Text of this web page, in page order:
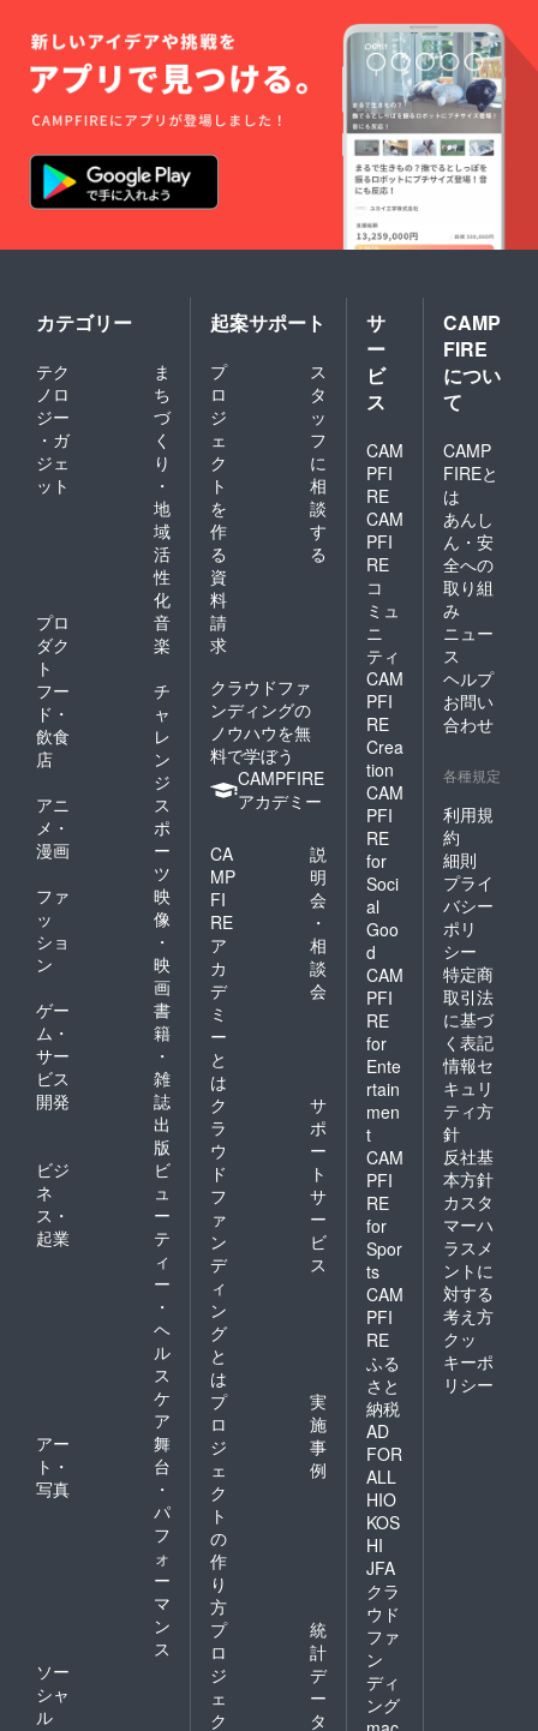
・デニ
ムパン
ツは、
ご覧い
ただい
ている
デザイ
ン、ま
たは近
似のデ
になり
デニム
パンツ
は、㈱
アダス
トリア
のブラ
ンド品
りませ
ん。
がある
ので ス
カーフ
を出し
てアレ
ンジも
でき
ちゃい
ます！
イン
2 “袖
口が汚
れやす
く白
シャツ
が着ら
丈を7分
丈に
カット
してカ
フスを
取り付
けまし
た。カ
フス裏
は、ス
カーフ
と同じ
プリン
ト生地
にし、
折り返
チラっ
るお
しゃれ
を楽し
め、汚
れも気
になら
なくな
ります
よ。 そ
して、
スナッ
プボタ
ンは、
脱ぎ着
しやす
くなる
優れも
ので
す！ リ
デザイ
ンポイ
ント・
3 “生
地のシ
ワ、重
なりで
肌が荒
れる！”
椅子に
座って
や厚み”
とな
り、肌
の痛み
や腫れ
の原因
になっ
てしま
うんで
こで、
後ろ身
頃の“ゆ
ウェス
ト部分
で大幅
カッ
ト。さ
らに後
の内側
の布も
取り、
圧迫感
を軽減
しまし
た。 リ
デザイ
ンポイ
ント
その2
“気にな
る足元
への視
線を活
かす ”
ユー
は、
フット
サポー
トに足
を置く
ため、
目につ
きやす
い位置
に足元
があり
ます。
それを
活かし
たリデ
ザイン
です。
裾の裏
側にあ
しらっ
たレー
スは
メンズ
ライク
なチノ
パンを
ソフト
な優し
い雰囲
気に。
カテゴリー
テク
ノロ
ジー
・ガ
ジェ
ット
ま
ち
づ
く
り
・
地
域
活
性
化
プロ
ダク
ト
音
楽
フー
ド・
飲食
店
チ
ャ
レ
ン
ジ
アニ
メ・
漫画
ス
ポ
ー
ツ
ファ
ッ
ショ
ン
映
像
・
映
画
ゲー
ム・
サー
ビス
開発
書
籍
・
雑
誌
出
版
ビジ
ネ
ス・
起業
ビ
ュ
ー
テ
ィ
ー
・
ヘ
ル
ス
ケ
ア
アー
ト・
写真
舞
台
・
パ
フ
ォ
ー
マ
ン
ス
ソー
シャ
ル
起案サポート
プ
ロ
ジ
ェ
ク
ト
を
作
る
ス
タ
ッ
フ
に
相
談
す
る
資
料
請
求
クラウドファ
ンディングの
ノウハウを無
料で学ぼう
CAMPFIRE
アカデミー
CA
MP
FI
RE
ア
カ
デ
ミ
ー
と
は
説
明
会
・
相
談
会
ク
ラ
ウ
ド
フ
ァ
ン
デ
ィ
ン
グ
と
は
サ
ポ
ー
ト
サ
ー
ビ
ス
プ
ロ
ジ
ェ
ク
ト
の
作
り
方
実
施
事
例
プ
ロ
ジ
ェ
ク
統
計
デ
ー
タ
サ
ー
ビ
ス
CAM
PFI
RE
CAM
PFI
RE
コ
ミュ
ニ
ティ
CAM
PFI
RE
Crea
tion
CAM
PFI
RE
for
Soci
al
Goo
d
CAM
PFI
RE
for
Ente
rtain
men
t
CAM
PFI
RE
for
Spor
ts
CAM
PFI
RE
ふる
さと
納税
AD
FOR
ALL
HIO
KOS
HI
JFA
クラ
ウド
ファ
ン
ディ
ング
CAMP
FIRE
につい
て
CAMP
FIREと
は
あんし
ん・安
全への
取り組
み
ニュー
ス
ヘルプ
お問い
合わせ
各種規定
利用規
約
細則
プライ
バシー
ポリ
シー
特定商
取引法
に基づ
く表記
情報セ
キュリ
ティ方
針
反社基
本方針
カスタ
マーハ
ラスメ
ントに
対する
考え方
クッ
キーポ
リシー